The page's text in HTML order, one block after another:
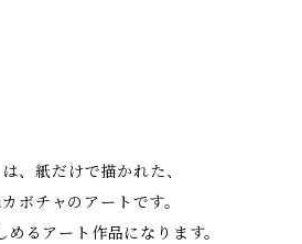
、紙だけで描かれた、
チャのアートです。
るアート作品になります。